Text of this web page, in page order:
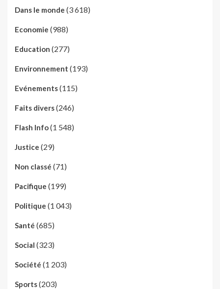
Dans le monde (3 618)
Economie (988)
Education (277)
Environnement (193)
Evénements(115)
Faits divers(246)
Flash Info(1 548)
Justice (29)
Non classé (71)
Pacifique (199)
Politique (1 043)
Santé (685)
Social (323)
Société (1 203)
Sports(203)